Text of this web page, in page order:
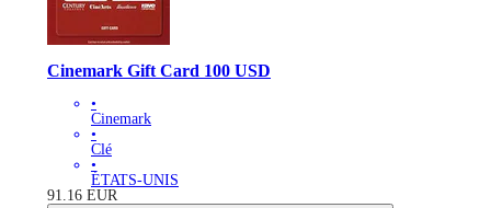
Cinemark Gift Card 100 USD
•
Cinemark
•
Clé
•
ÉTATS-UNIS
91.16 EUR